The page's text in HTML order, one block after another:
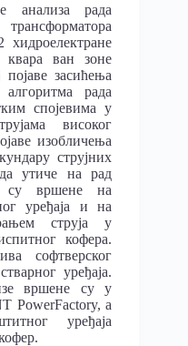
анализа рада
ван зоне
засићења
рада
спојевима у
високог
изобличења
струјних
утиче на рад
су вршене на
уређаја и на
струја у
кофера.
софтверског
уређаја.
вршене су у
PowerFactory, а
уређаја